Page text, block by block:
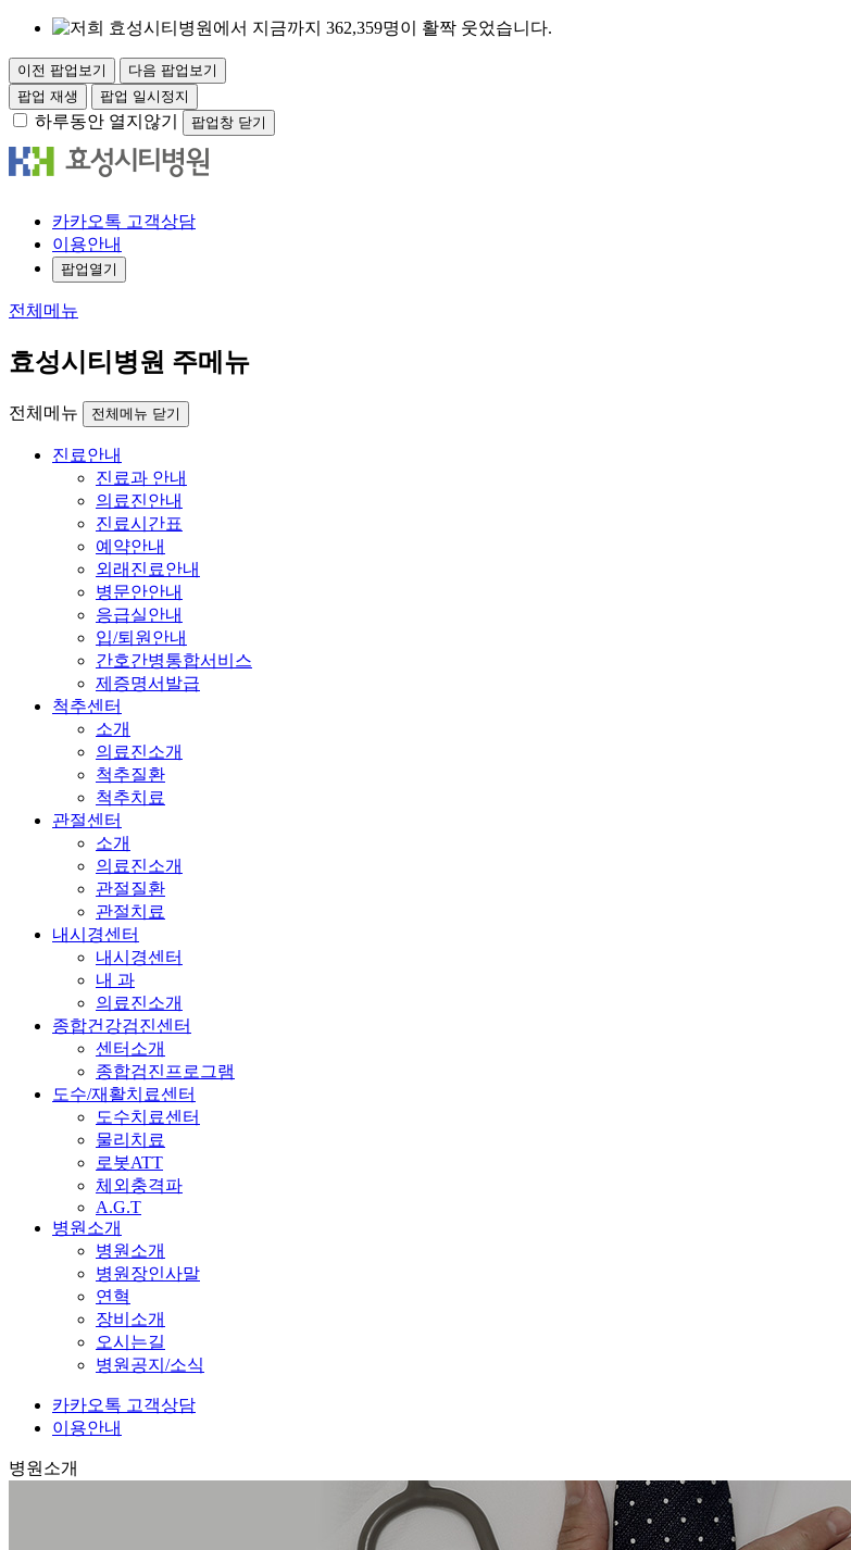
이전 팝업보기
다음 팝업보기
팝업 재생
팝업 일시정지
하루동안 열지않기 팝업창 닫기
카카오톡 고객상담
이용안내
팝업열기
전체메뉴
효성시티병원 주메뉴
전체메뉴 전체메뉴 닫기
진료안내
진료과 안내
의료진안내
진료시간표
예약안내
외래진료안내
병문안안내
응급실안내
입/퇴원안내
간호간병통합서비스
제증명서발급
척추센터
소개
의료진소개
척추질환
척추치료
관절센터
소개
의료진소개
관절질환
관절치료
내시경센터
내시경센터
내 과
의료진소개
종합건강검진센터
센터소개
종합검진프로그램
도수/재활치료센터
도수치료센터
물리치료
로봇ATT
체외충격파
A.G.T
병원소개
병원소개
병원장인사말
연혁
장비소개
오시는길
병원공지/소식
카카오톡 고객상담
이용안내
병원소개